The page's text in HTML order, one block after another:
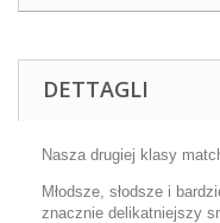
DETTAGLI
Nasza drugiej klasy
Młodsze, słodsze i
znacznie delikatniejszy